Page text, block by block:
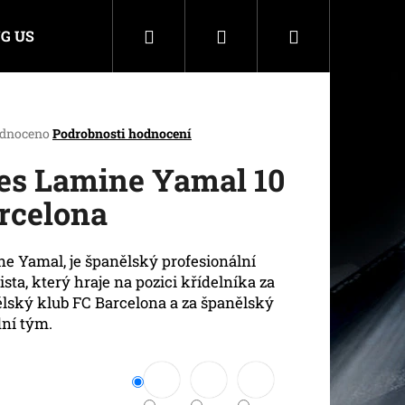
US Hledat PřihlášeníNákupní
Podrobnosti hodnocení
Lamine Yamal 10
Yamal, je španělský profesionální
který hraje na pozici křídelníka za
klub FC Barcelona a za španělský
tým.